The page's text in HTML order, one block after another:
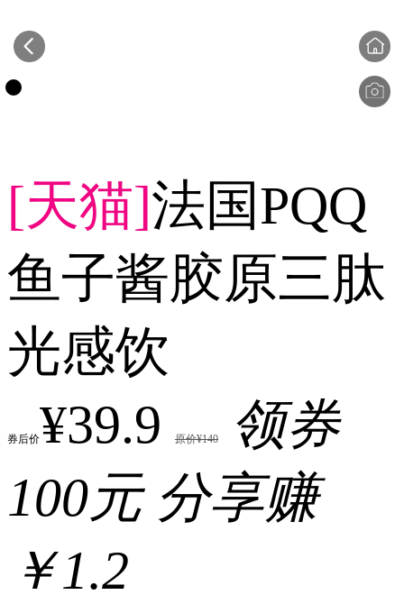
[天猫]法国PQQ
鱼子酱胶原三肽
光感饮
券后价¥39.9 原价¥140
领券
100元 分享赚
￥1.2